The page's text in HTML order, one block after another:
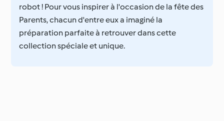
robot ! Pour vous inspirer à l'occasion de la fête des
Parents, chacun d'entre eux a imaginé la
préparation parfaite à retrouver dans cette
collection spéciale et unique.